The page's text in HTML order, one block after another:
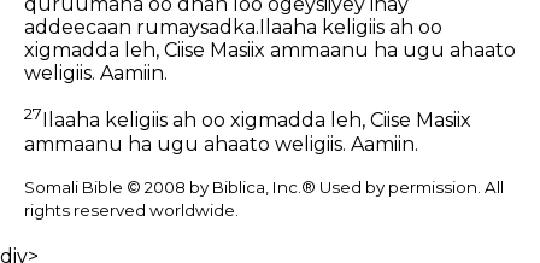
quruumaha oo dhan loo ogeysiiyey inay
addeecaan rumaysadka.Ilaaha keligiis ah oo
xigmadda leh, Ciise Masiix ammaanu ha ugu ahaato
weligiis. Aamiin.
27
Ilaaha keligiis ah oo xigmadda leh, Ciise Masiix
ammaanu ha ugu ahaato weligiis. Aamiin.
Somali Bible © 2008 by Biblica, Inc.® Used by permission. All
rights reserved worldwide.
div>